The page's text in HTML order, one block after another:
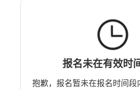
报名未在有效时
抱歉，报名暂未在报名时间段